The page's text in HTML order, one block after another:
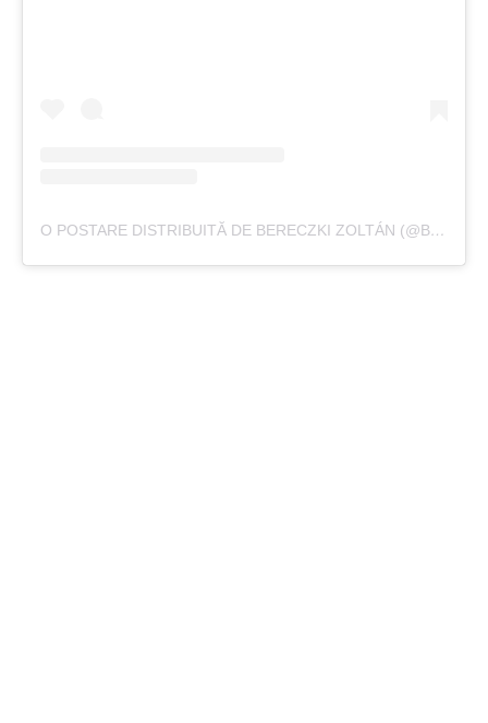
O POSTARE DISTRIBUITĂ DE BERECZKI ZOLTÁN (@BERECZKIZOLTAN)